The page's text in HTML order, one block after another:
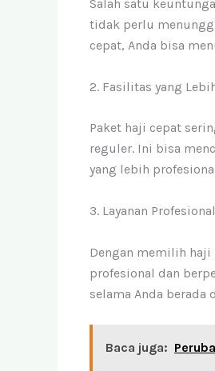
Salah satu
tidak perlu
cepat, Anda bisa
2. Fasilitas yang
Paket haji cepat
reguler. Ini bisa
yang lebih
3. Layanan Profesional
Dengan memilih haji
profesional dan
selama Anda berada
Baca juga: